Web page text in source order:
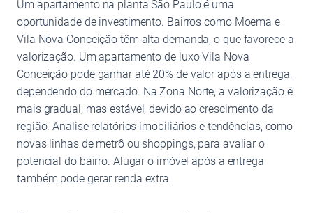
Um apartamento na planta São Paulo é uma
oportunidade de investimento. Bairros como Moema e
Vila Nova Conceição têm alta demanda, o que favorece a
valorização. Um apartamento de luxo Vila Nova
Conceição pode ganhar até 20% de valor após a entrega,
dependendo do mercado. Na Zona Norte, a valorização é
mais gradual, mas estável, devido ao crescimento da
região. Analise relatórios imobiliários e tendências, como
novas linhas de metrô ou shoppings, para avaliar o
potencial do bairro. Alugar o imóvel após a entrega
também pode gerar renda extra.